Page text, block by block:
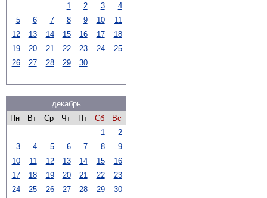
1
2 3
4
5
6 7 8 9 10
11
12
13 14 15 16 17
18
19
20 21 22 23 24
25
26
27 28 29 30
декабрь
Пн
Вт Ср Чт Пт Сб
Вс
1
2
3
4 5 6 7 8
9
10
11 12 13 14 15
16
17
18 19 20 21 22
23
24
25 26 27 28 29
30